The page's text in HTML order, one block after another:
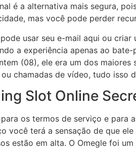
é a alternativa mais segura,
mas você pode perder
usar seu e-mail aqui ou
a experiência apenas ao
(08), ele era um dos
chamadas de vídeo, tudo isso
Slot Online
os termos de serviço e para
você terá a sensação de que
estão em alta. O Omegle foi